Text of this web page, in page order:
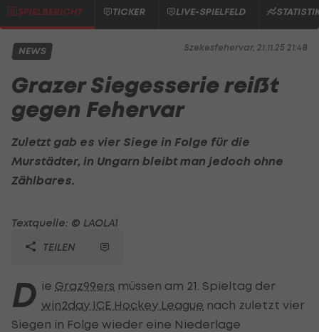
SPIELBERICHT TICKER LIVE-SPIELFELD
Szekesfehervar, 21.11.25 21:48
NEWS
Grazer Siegesserie reißt
gegen Fehervar
Zuletzt gab es vier Siege in Folge für die
Murstädter, in Ungarn bleibt man jedoch ohne
Zählbares.
Textquelle: © LAOLA1
TEILEN
D ie Graz99ers müssen am 21. Spieltag der
win2day ICE Hockey League nach zuletzt vier
Siegen in Folge wieder eine Niederlage